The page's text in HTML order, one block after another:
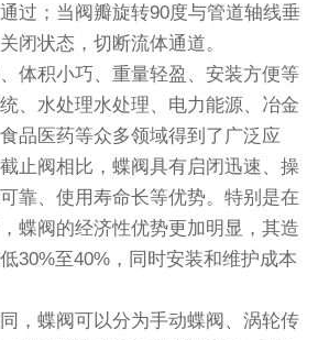
过；当阀瓣旋转90度与管道轴线垂
闭状态，切断流体通道。
体积小巧、重量轻盈、安装方便等
、水处理水处理、电力能源、冶金
品医药等众多领域得到了广泛应
止阀相比，蝶阀具有启闭迅速、操
靠、使用寿命长等优势。特别是在
蝶阀的经济性优势更加明显，其造
30%至40%，同时安装和维护成本
，蝶阀可以分为手动蝶阀、涡轮传